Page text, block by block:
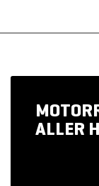
ALLER